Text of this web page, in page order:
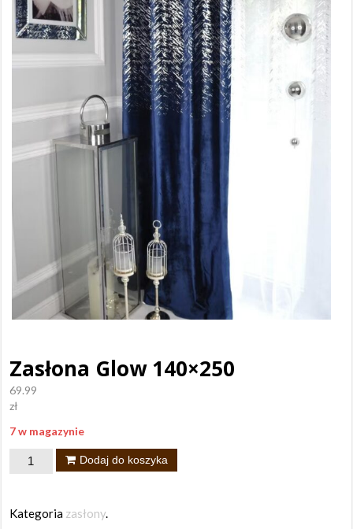
Zasłona Glow 140×250
69.99
zł
7 w magazynie
ilość
140x250
Dodaj do koszyka
Kategoria zasłony.